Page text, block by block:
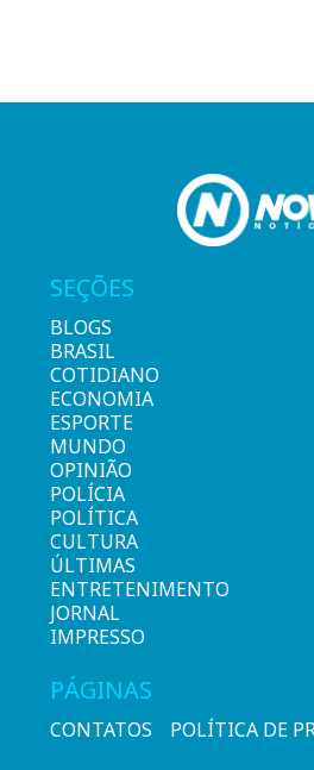
SEÇÕES
BLOGS
BRASIL
COTIDIANO
ECONOMIA
ESPORTE
MUNDO
OPINIÃO
POLÍCIA
POLÍTICA
CULTURA
ÚLTIMAS
ENTRETENIMENTO
JORNAL
IMPRESSO
PÁGINAS
CONTATOS POLÍTICA DE